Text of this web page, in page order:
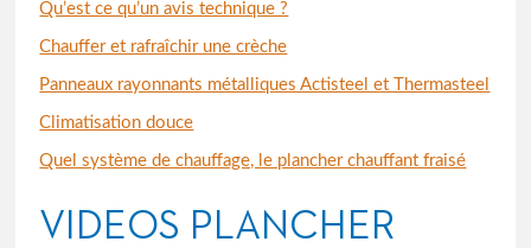
Qu’est ce qu’un avis technique ?
Chauffer et rafraîchir une crèche
Panneaux rayonnants métalliques Actisteel et Thermasteel
Climatisation douce
Quel système de chauffage, le plancher chauffant fraisé
VIDEOS PLANCHER